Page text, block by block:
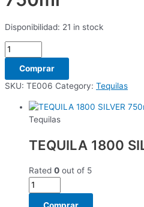
Disponibilidad: 21 in stock
Comprar
SKU: TE006 Category: Tequilas
Tequilas
TEQUILA 1800
Rated 0 out of 5
Comprar